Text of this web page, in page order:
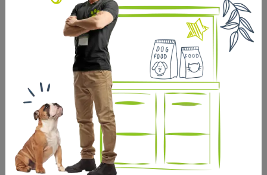
SHAMPOOING NON RINCÉ
LAPIN COCHON D'INDE BIO
POILS RAS AUX EAUX
FLORALES DE SAUGE ET DE
CAMOMILLE HAMIFORM
9 ,99 €